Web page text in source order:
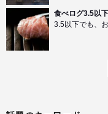
食べログ3.5以
3.5以下でも、